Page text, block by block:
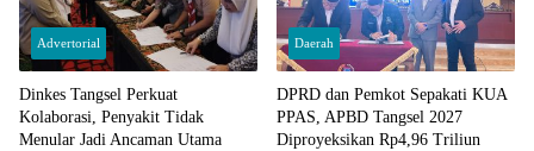
Advertorial
Dinkes Tangsel Perkuat
Kolaborasi, Penyakit Tidak
Menular Jadi Ancaman Utama
Daerah
DPRD dan Pemkot Sepakati KUA
PPAS, APBD Tangsel 2027
Diproyeksikan Rp4,96 Triliun